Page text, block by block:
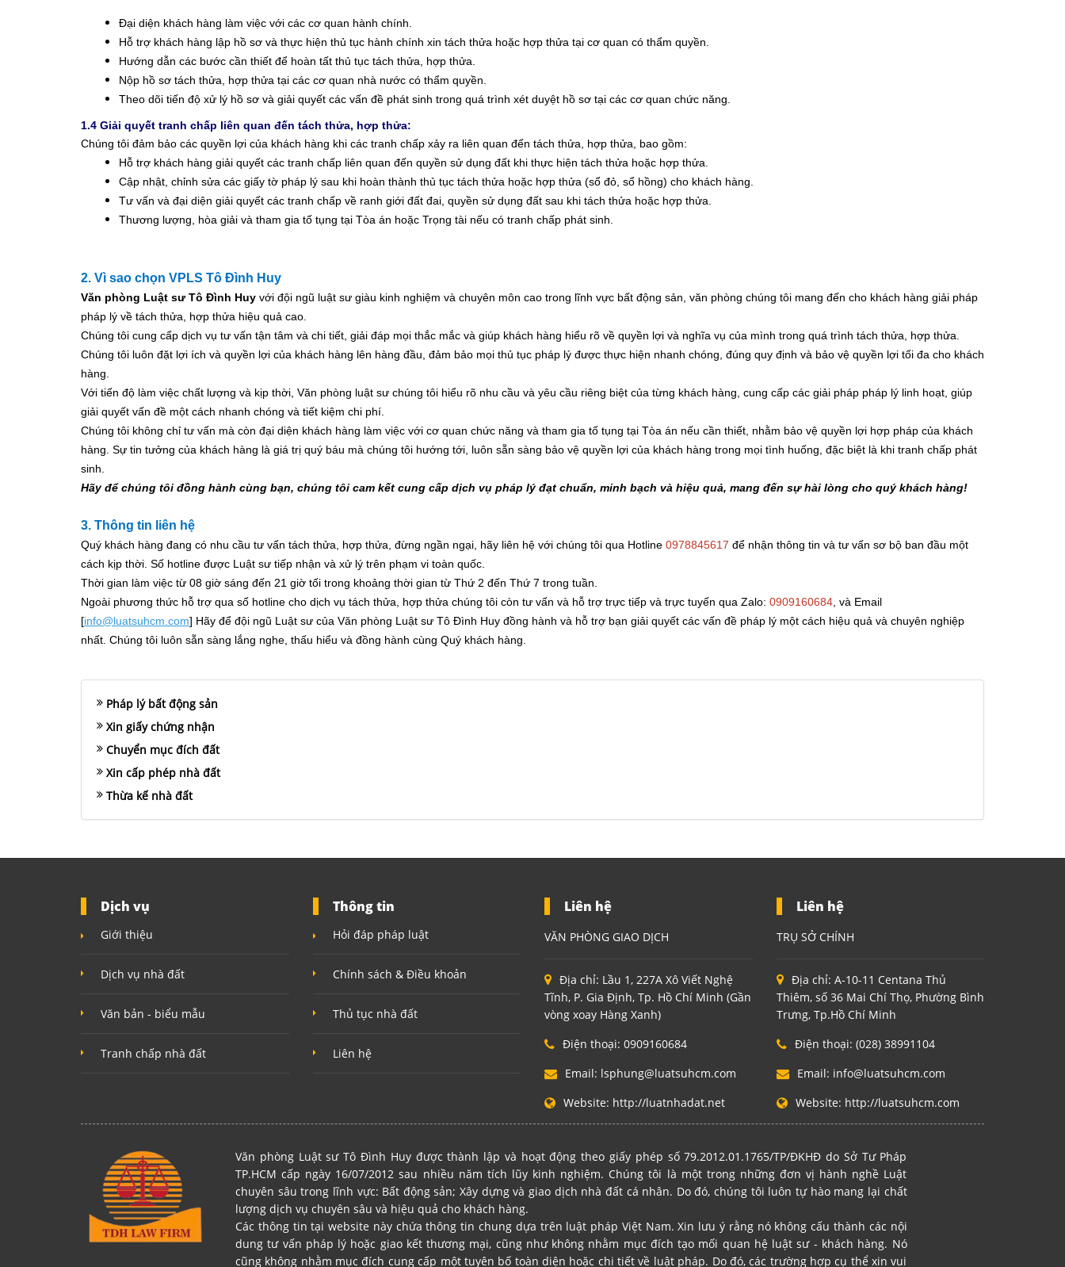
Đại diện khách hàng làm việc với các cơ quan hành chính.
Hỗ trợ khách hàng lập hồ sơ và thực hiện thủ tục hành chính xin tách thửa hoặc hợp thửa tại cơ quan có thẩm quyền.
Hướng dẫn các bước cần thiết để hoàn tất thủ tục tách thửa, hợp thửa.
Nộp hồ sơ tách thửa, hợp thửa tại các cơ quan nhà nước có thẩm quyền.
Theo dõi tiến độ xử lý hồ sơ và giải quyết các vấn đề phát sinh trong quá trình xét duyệt hồ sơ tại các cơ quan chức năng.
1.4 Giải quyết tranh chấp liên quan đến tách thửa, hợp thửa:
Chúng tôi đảm bảo các quyền lợi của khách hàng khi các tranh chấp xảy ra liên quan đến tách thửa, hợp thửa, bao gồm:
Hỗ trợ khách hàng giải quyết các tranh chấp liên quan đến quyền sử dụng đất khi thực hiện tách thửa hoặc hợp thửa.
Cập nhật, chỉnh sửa các giấy tờ pháp lý sau khi hoàn thành thủ tục tách thửa hoặc hợp thửa (sổ đỏ, sổ hồng) cho khách hàng.
Tư vấn và đại diện giải quyết các tranh chấp về ranh giới đất đai, quyền sử dụng đất sau khi tách thửa hoặc hợp thửa.
Thương lượng, hòa giải và tham gia tố tụng tại Tòa án hoặc Trọng tài nếu có tranh chấp phát sinh.
2. Vì sao chọn VPLS Tô Đình Huy
Văn phòng Luật sư Tô Đình Huy với đội ngũ luật sư giàu kinh nghiệm và chuyên môn cao trong lĩnh vực bất động sản, văn phòng chúng tôi mang đến cho khách hàng giải pháp
pháp lý về tách thửa, hợp thửa hiệu quả cao.
Chúng tôi cung cấp dịch vụ tư vấn tận tâm và chi tiết, giải đáp mọi thắc mắc và giúp khách hàng hiểu rõ về quyền lợi và nghĩa vụ của mình trong quá trình tách thửa, hợp thửa.
Chúng tôi luôn đặt lợi ích và quyền lợi của khách hàng lên hàng đầu, đảm bảo mọi thủ tục pháp lý được thực hiện nhanh chóng, đúng quy định và bảo vệ quyền lợi tối đa cho khách
hàng.
Với tiến độ làm việc chất lượng và kịp thời, Văn phòng luật sư chúng tôi hiểu rõ nhu cầu và yêu cầu riêng biệt của từng khách hàng, cung cấp các giải pháp pháp lý linh hoạt, giúp
giải quyết vấn đề một cách nhanh chóng và tiết kiệm chi phí.
Chúng tôi không chỉ tư vấn mà còn đại diện khách hàng làm việc với cơ quan chức năng và tham gia tố tụng tại Tòa án nếu cần thiết, nhằm bảo vệ quyền lợi hợp pháp của khách
hàng. Sự tin tưởng của khách hàng là giá trị quý báu mà chúng tôi hướng tới, luôn sẵn sàng bảo vệ quyền lợi của khách hàng trong mọi tình huống, đặc biệt là khi tranh chấp phát
sinh.
Hãy để chúng tôi đồng hành cùng bạn, chúng tôi cam kết cung cấp dịch vụ pháp lý đạt chuẩn, minh bạch và hiệu quả, mang đến sự hài lòng cho quý khách hàng!
3. Thông tin liên hệ
Quý khách hàng đang có nhu cầu tư vấn tách thửa, hợp thửa , đừng ngần ngại, hãy liên hệ với chúng tôi qua Hotline 0978845617 để nhận thông tin và tư vấn sơ bộ ban đầu một
cách kịp thời. Số hotline được Luật sư tiếp nhận và xử lý trên phạm vi toàn quốc.
Thời gian làm việc từ 08 giờ sáng đến 21 giờ tối trong khoảng thời gian từ Thứ 2 đến Thứ 7 trong tuần.
Ngoài phương thức hỗ trợ qua số hotline cho dịch vụ tách thửa, hợp thửa chúng tôi còn tư vấn và hỗ trợ trực tiếp và trực tuyến qua Zalo: 0909160684 , và Email
[info@luatsuhcm.com] Hãy để đội ngũ Luật sư của Văn phòng Luật sư Tô Đình Huy đồng hành và hỗ trợ bạn giải quyết các vấn đề pháp lý một cách hiệu quả và chuyên nghiệp
nhất. Chúng tôi luôn sẵn sàng lắng nghe, thấu hiểu và đồng hành cùng Quý khách hàng.
Pháp lý bất động sản
Xin giấy chứng nhận
Chuyển mục đích đất
Xin cấp phép nhà đất
Thừa kế nhà đất
Dịch vụ
Giới thiệu
Dịch vụ nhà đất
Văn bản - biểu mẫu
Tranh chấp nhà đất
Thông tin
Hỏi đáp pháp luật
Chính sách & Điều khoản
Thủ tục nhà đất
Liên hệ
Liên hệ
VĂN PHÒNG GIAO DỊCH
Địa chỉ: Lầu 1, 227A Xô Viết Nghệ
Tĩnh, P. Gia Định, Tp. Hồ Chí Minh (Gần
vòng xoay Hàng Xanh)
Điện thoại: 0909160684
Email: lsphung@luatsuhcm.com
Website: http://luatnhadat.net
Liên hệ
TRỤ SỞ CHÍNH
Địa chỉ: A-10-11 Centana Thủ
Thiêm, số 36 Mai Chí Thọ, Phường Bình
Trưng, Tp.Hồ Chí Minh
Điện thoại: (028) 38991104
Email: info@luatsuhcm.com
Website: http://luatsuhcm.com
Văn phòng Luật sư Tô Đình Huy được thành lập và hoạt động theo giấy phép số 79.2012.01.1765/TP/ĐKHĐ do Sở Tư Pháp
TP.HCM cấp ngày 16/07/2012 sau nhiều năm tích lũy kinh nghiệm. Chúng tôi là một trong những đơn vị hành nghề Luật
chuyên sâu trong lĩnh vực: Bất động sản; Xây dựng và giao dịch nhà đất cá nhân. Do đó, chúng tôi luôn tự hào mang lại chất
lượng dịch vụ chuyên sâu và hiệu quả cho khách hàng.
Các thông tin tại website này chứa thông tin chung dựa trên luật pháp Việt Nam. Xin lưu ý rằng nó không cấu thành các nội
dung tư vấn pháp lý hoặc giao kết thương mại, cũng như không nhằm mục đích tạo mối quan hệ luật sư - khách hàng. Nó
cũng không nhằm mục đích cung cấp một tuyên bố toàn diện hoặc chi tiết về luật pháp. Do đó, các trường hợp cụ thể xin vui